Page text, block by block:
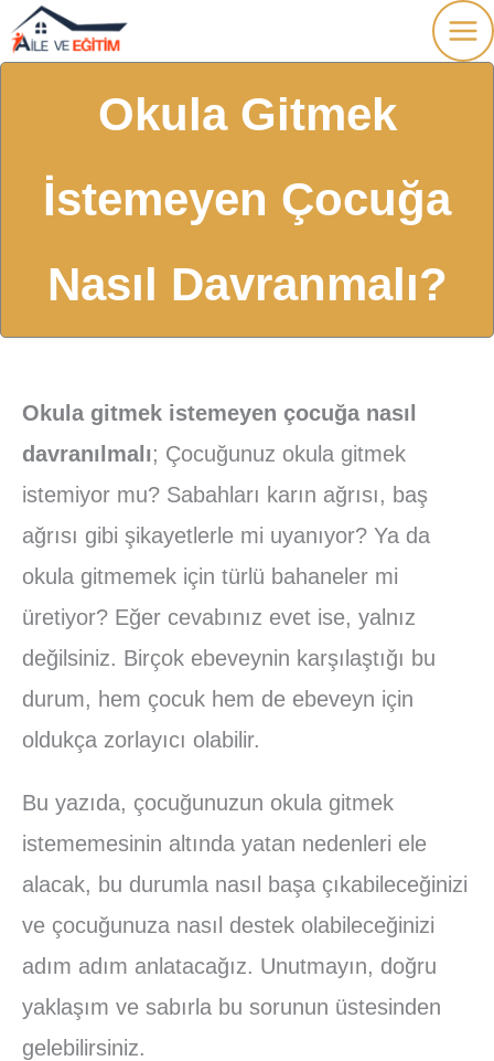
İçeriğe
atla
Okula Gitmek
İstemeyen Çocuğa
Nasıl Davranmalı?
Okula gitmek istemeyen çocuğa nasıl
davranılmalı; Çocuğunuz okula gitmek
istemiyor mu? Sabahları karın ağrısı, baş
ağrısı gibi şikayetlerle mi uyanıyor? Ya da
okula gitmemek için türlü bahaneler mi
üretiyor? Eğer cevabınız evet ise, yalnız
değilsiniz. Birçok ebeveynin karşılaştığı bu
durum, hem çocuk hem de ebeveyn için
oldukça zorlayıcı olabilir.
Bu yazıda, çocuğunuzun okula gitmek
istememesinin altında yatan nedenleri ele
alacak, bu durumla nasıl başa çıkabileceğinizi
ve çocuğunuza nasıl destek olabileceğinizi
adım adım anlatacağız. Unutmayın, doğru
yaklaşım ve sabırla bu sorunun üstesinden
gelebilirsiniz.